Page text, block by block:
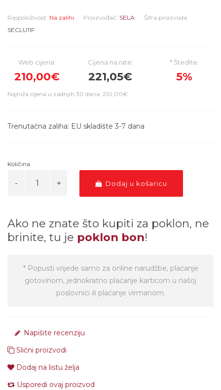
Raspoloživost: Na zalihi Proizvođač: SELA
Šifra proizvoda:
SECLU11F
Web cijena:
210,00€
Cijena na rate:
221,05€
* Štedite:
5%
Najniža cijena u zadnjih 30 dana: 210,00€
Trenutačna zaliha: EU skladište 3-7 dana
Količina
Dodaj u košaricu
Ako ne znate što kupiti za poklon, ne
brinite, tu je poklon bon!
* Popusti vrijede samo za online narudžbe, plaćanje
gotovinom, jednokratno plaćanje karticom u našoj
poslovnici ili plaćanje virmanom.
Napišite recenziju
Slični proizvodi
Dodaj na listu želja
Usporedi ovaj proizvod